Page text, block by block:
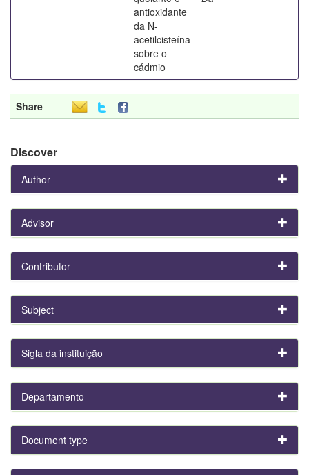
antioxidante
da N-
acetilcisteína
sobre o
cádmio
Share
Discover
Author
Advisor
Contributor
Subject
Sigla da instituição
Departamento
Document type